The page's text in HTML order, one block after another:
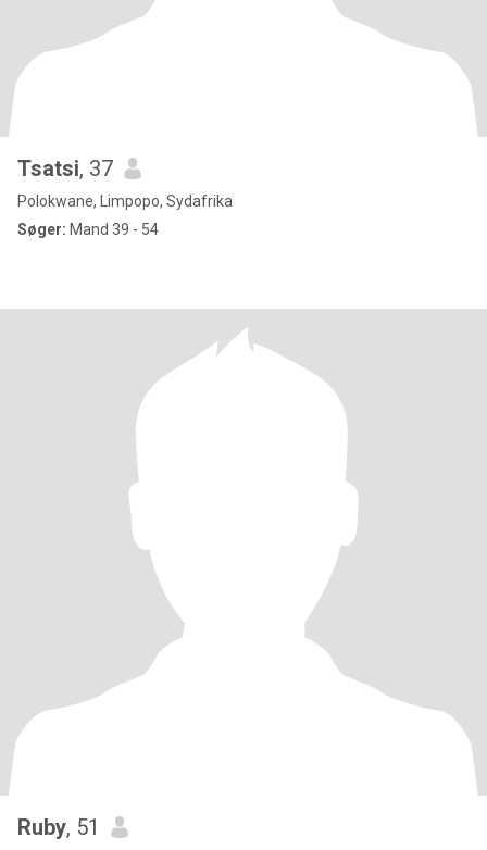
Tsatsi, 37
Polokwane, Limpopo, Sydafrika
Søger: Mand 39 - 54
Ruby, 51